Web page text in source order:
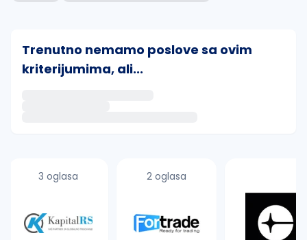
Trenutno nemamo poslove sa ovim
kriterijumima, ali...
proverite pravopisne greške (koristite č, ć, š, đ,
3 oglasa 2 oglasa